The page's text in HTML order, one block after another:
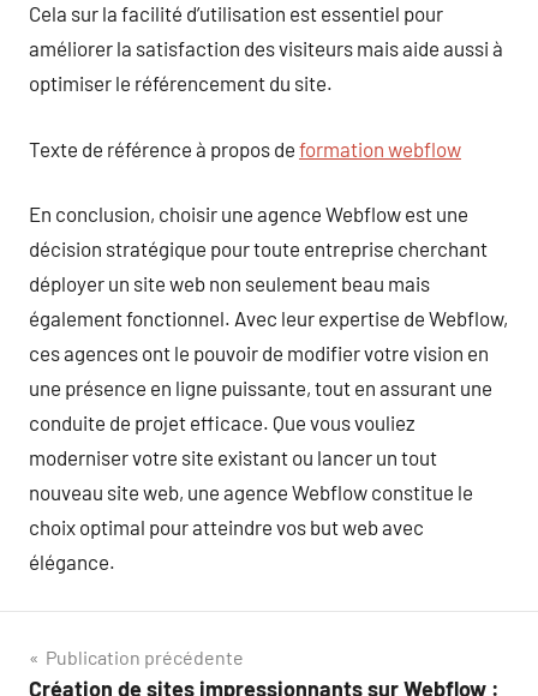
Cela sur la facilité d’utilisation est essentiel pour
améliorer la satisfaction des visiteurs mais aide aussi à
optimiser le référencement du site.
Texte de référence à propos de formation webflow
En conclusion, choisir une agence Webflow est une
décision stratégique pour toute entreprise cherchant
déployer un site web non seulement beau mais
également fonctionnel. Avec leur expertise de Webflow,
ces agences ont le pouvoir de modifier votre vision en
une présence en ligne puissante, tout en assurant une
conduite de projet efficace. Que vous vouliez
moderniser votre site existant ou lancer un tout
nouveau site web, une agence Webflow constitue le
choix optimal pour atteindre vos but web avec
élégance.
Navigation
Publication précédente
Création de sites impressionnants sur Webflow :